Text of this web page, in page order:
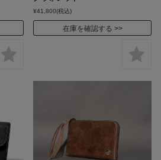
¥41,800(税込)
在庫を確認する